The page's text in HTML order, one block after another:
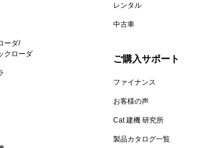
ーダ/
クローダ
レンタル
中古車
ご購入サポート
ファイナンス
お客様の声
Cat 建機 研究所
製品カタログ一覧